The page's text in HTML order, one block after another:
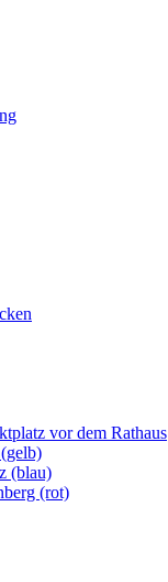
vor dem Rathaus
(blau)
(rot)